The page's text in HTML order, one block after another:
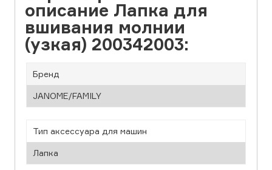
описание Лапка для
вшивания молнии
(узкая) 200342003:
Бренд
JANOME/FAMILY
Тип аксессуара для машин
Лапка